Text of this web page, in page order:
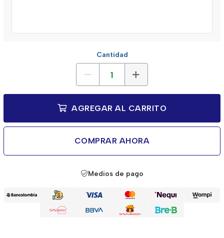
Cantidad
AGREGAR AL CARRITO
COMPRAR AHORA
Medios de pago